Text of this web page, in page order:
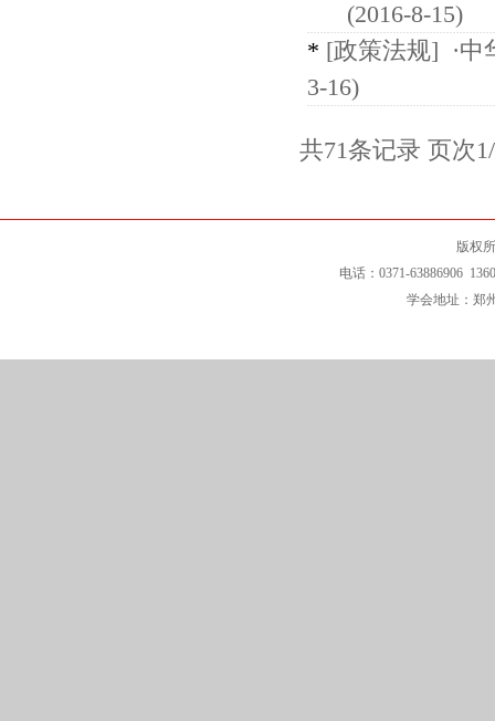
(2016-8-15)
* [政策法规] ·
3-16)
共71条记录 页次
版权
电话：0371-63886906
学会地址：郑